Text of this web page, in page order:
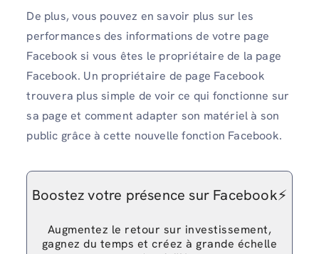
De plus, vous pouvez en savoir plus sur les
performances des informations de votre page
Facebook si vous êtes le propriétaire de la page
Facebook. Un propriétaire de page Facebook
trouvera plus simple de voir ce qui fonctionne sur
sa page et comment adapter son matériel à son
public grâce à cette nouvelle fonction Facebook.
Boostez votre présence sur Facebook⚡️
Augmentez le retour sur investissement,
gagnez du temps et créez à grande échelle